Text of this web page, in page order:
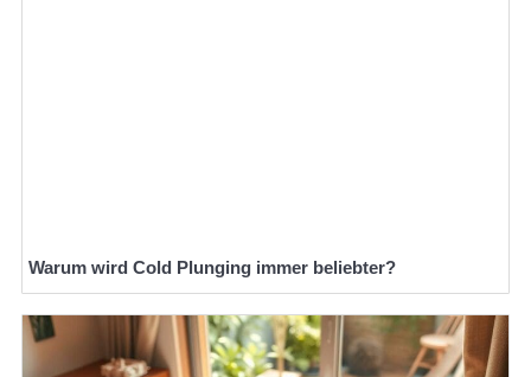
Warum wird Cold Plunging immer beliebter?